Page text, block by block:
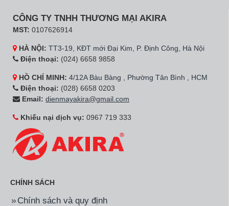
CÔNG TY TNHH THƯƠNG MẠI AKIRA
MST: 0107626914
HÀ NỘI: TT3-19, KĐT mới Đại Kim, P. Định Công, Hà Nội
Điện thoại: (024) 6658 9858
HỒ CHÍ MINH: 4/12A Bàu Bàng , Phường Tân Bình , HCM
Điện thoại: (028) 6658 0203
Email: dienmayakira@gmail.com
Khiếu nại dịch vụ: 0967 719 333
CHÍNH SÁCH
Chính sách và quy định